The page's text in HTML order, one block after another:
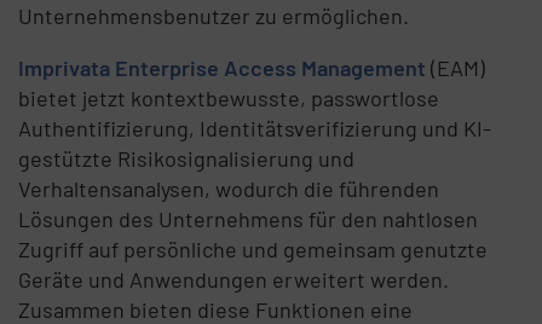
Unternehmensbenutzer zu ermöglichen.
Imprivata Enterprise Access Management (EAM)
bietet jetzt kontextbewusste, passwortlose
Authentifizierung, Identitätsverifizierung und KI-
gestützte Risikosignalisierung und
Verhaltensanalysen, wodurch die führenden
Lösungen des Unternehmens für den nahtlosen
Zugriff auf persönliche und gemeinsam genutzte
Geräte und Anwendungen erweitert werden.
Zusammen bieten diese Funktionen eine